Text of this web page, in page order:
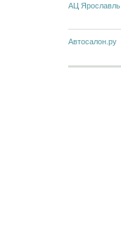
АЦ Ярославль
Автосалон.ру